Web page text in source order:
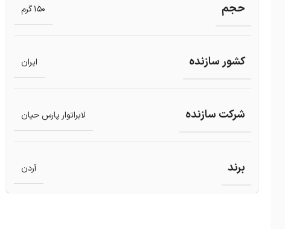
حجم 150 گرم
کشور سازنده ایران
شرکت سازنده لابراتوار پارس حیان
برند آردن